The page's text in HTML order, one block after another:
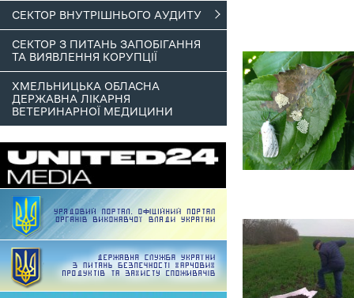
СЕКТОР ВНУТРІШНЬОГО АУДИТУ
СЕКТОР З ПИТАНЬ ЗАПОБІГАННЯ
ТА ВИЯВЛЕННЯ КОРУПЦІЇ
ХМЕЛЬНИЦЬКА ОБЛАСНА
ДЕРЖАВНА ЛІКАРНЯ
ВЕТЕРИНАРНОЇ МЕДИЦИНИ